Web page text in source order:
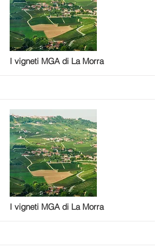
More
I vigneti MGA di La Morra
More
I vigneti MGA di La Morra